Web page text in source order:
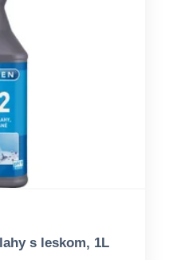
s leskom, 1L